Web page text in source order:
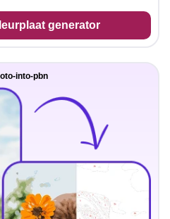
generator
into-pbn